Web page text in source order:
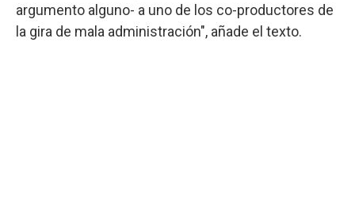
argumento alguno- a uno de los co-productores de
la gira de mala administración", añade el texto.